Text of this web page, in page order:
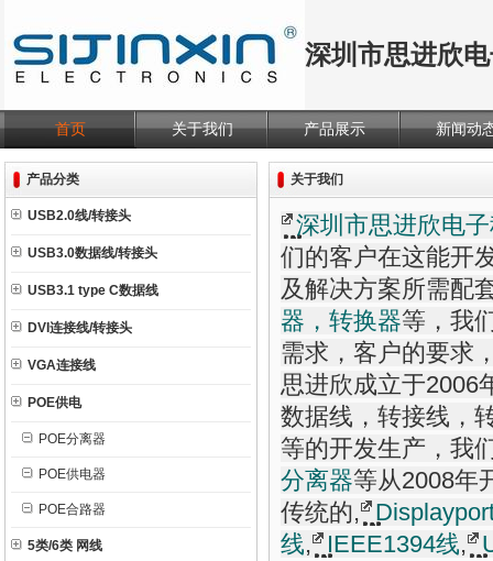
深圳市思进欣
首页 关于我们 产品展示 新闻动
产品分类
USB2.0线/转接头
USB3.0数据线/转接头
USB3.1 type C数据线
DVI连接线/转接头
VGA连接线
POE供电
POE分离器
POE供电器
POE合路器
5类/6类 网线
关于我们
深圳市思进欣电
们的客户在这能开
及解决方案所需配
器，转换器等，我
需求，客户的要求
思进欣成立于2006
数据线，转接线，
等的开发生产，我
分离器等从2008年
传统的,
线, IEEE1394线,